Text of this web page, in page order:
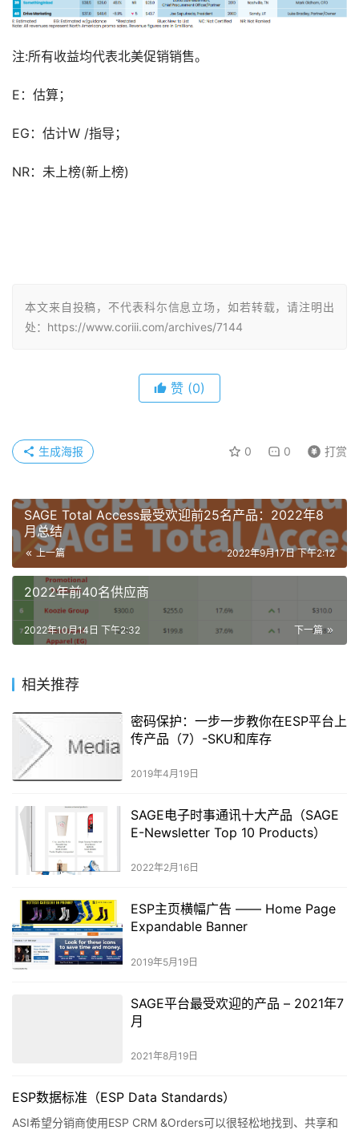
注:所有收益均代表北美促销销售。
E：估算；
EG：估计W /指导；
NR：未上榜(新上榜)
本文来自投稿，不代表科尓信息立场，如若转载，请注明出
处：https://www.coriii.com/archives/7144
赞 (0)
0 0 打赏
生成海报
SAGE Total Access最受欢迎前25名产品：2022年8
月总结
上一篇 2022年9月17日 下午2:12
2022年前40名供应商
下一篇
2022年10月14日 下午2:32
相关推荐
密码保护：一步一步教你在ESP平台上
传产品（7）-SKU和库存
2019年4月19日
SAGE电子时事通讯十大产品（SAGE
E-Newsletter Top 10 Products）
2022年2月16日
ESP主页横幅广告 —— Home Page
Expandable Banner
2019年5月19日
SAGE平台最受欢迎的产品 – 2021年7
月
2021年8月19日
ESP数据标准（ESP Data Standards）
ASI希望分销商使用ESP CRM &Orders可以很轻松地找到、共享和